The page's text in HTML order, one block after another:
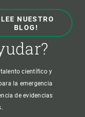
NUESTRO
BLOG!
científico y
la emergencia
de evidencias